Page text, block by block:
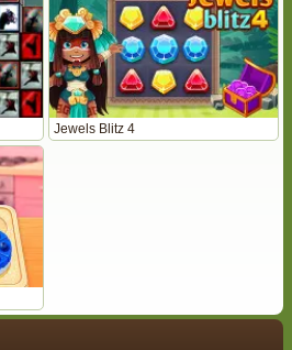
Jewels Blitz 4